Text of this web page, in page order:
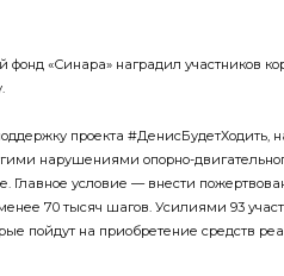
фонд «Синара» наградил участников
проекта #ДенисБудетХодить,
нарушениями опорно-
Главное условие — внести
70 тысяч шагов. Усилиями 93
пойдут на приобретение средств